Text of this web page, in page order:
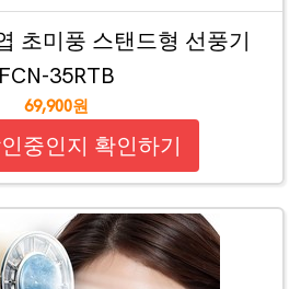
초미풍 스탠드형 선풍기
FCN-35RTB
69,900원
중인지 확인하기